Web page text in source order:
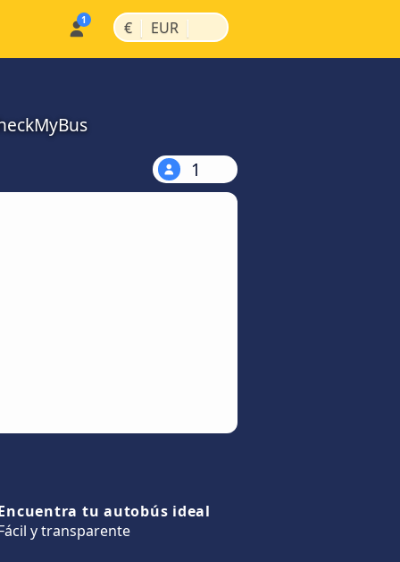
€ | EUR |
1
tu autobús ideal
y transparente